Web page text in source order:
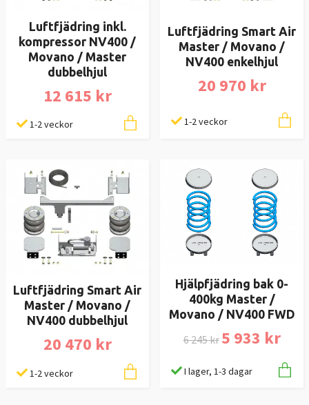
Luftfjädring inkl.
kompressor NV400 /
Movano / Master
dubbelhjul
12 615 kr
1-2 veckor
Luftfjädring Smart Air
Master / Movano /
NV400 enkelhjul
20 970 kr
1-2 veckor
Luftfjädring Smart Air
Master / Movano /
NV400 dubbelhjul
20 470 kr
1-2 veckor
Hjälpfjädring bak 0-
400kg Master /
Movano / NV400 FWD
6 245 kr 5 933 kr
I lager, 1-3 dagar